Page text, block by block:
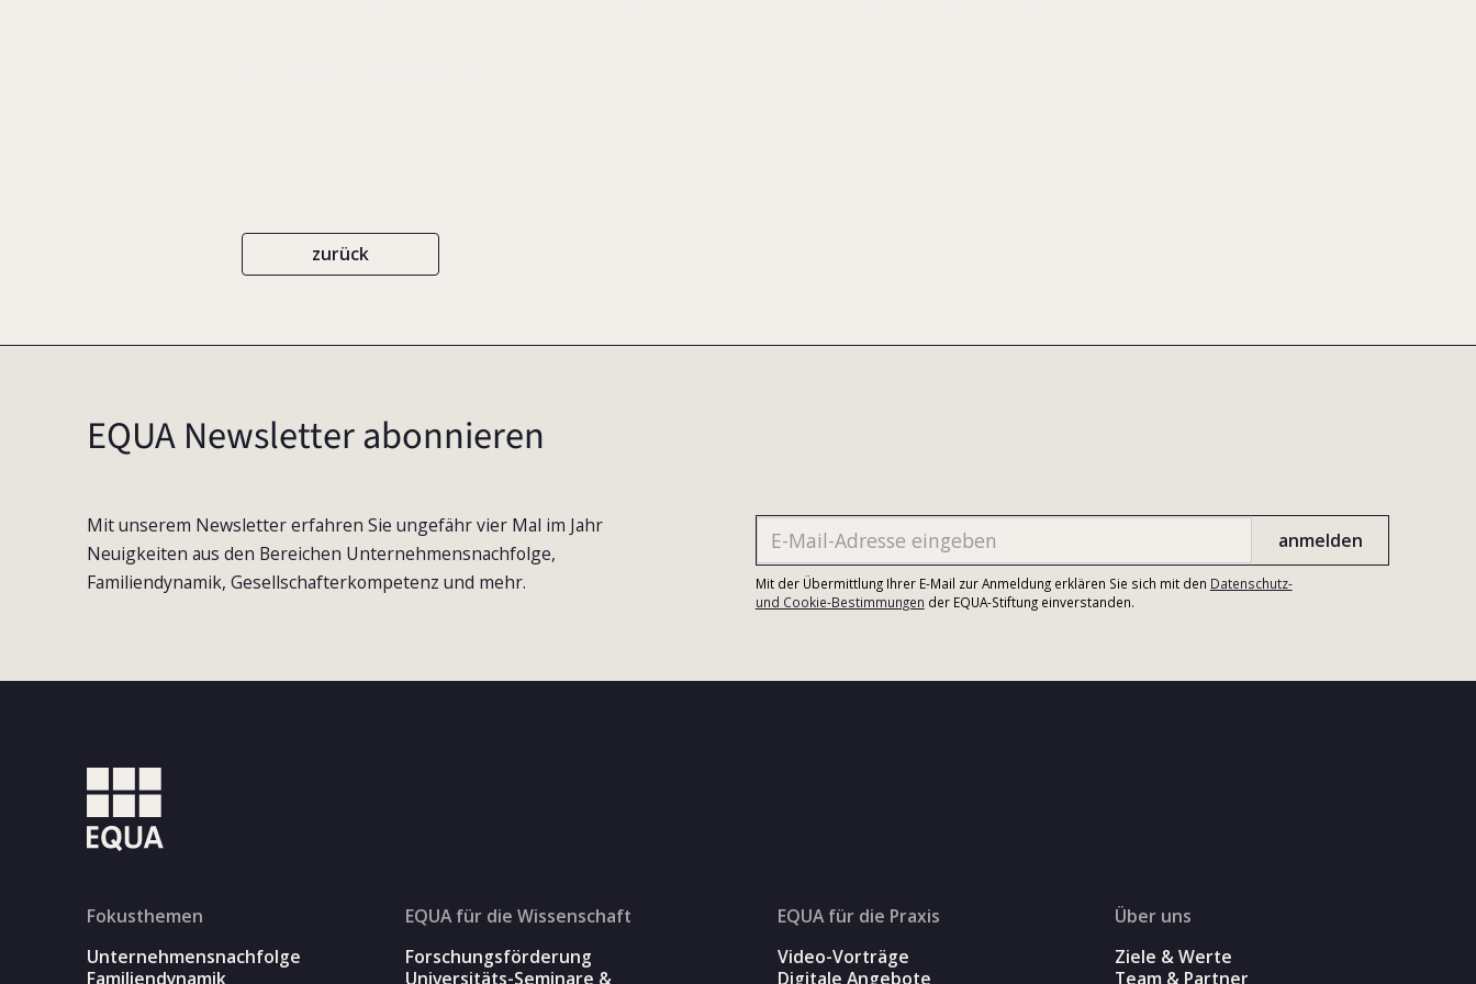
zurück
EQUA Newsletter abonnieren
Mit unserem Newsletter erfahren Sie ungefähr vier Mal im Jahr
Neuigkeiten aus den Bereichen Unternehmensnachfolge,
Familiendynamik, Gesellschafterkompetenz und mehr.
Mit der Übermittlung Ihrer E-Mail zur Anmeldung erklären Sie sich mit den Datenschutz-
und Cookie-Bestimmungen der EQUA-Stiftung einverstanden.
Fokusthemen
Unternehmensnachfolge
Familiendynamik
EQUA für die Wissenschaft
Forschungsförderung
Universitäts-Seminare &
EQUA für die Praxis
Video-Vorträge
Digitale Angebote
Über uns
Ziele & Werte
Team & Partner